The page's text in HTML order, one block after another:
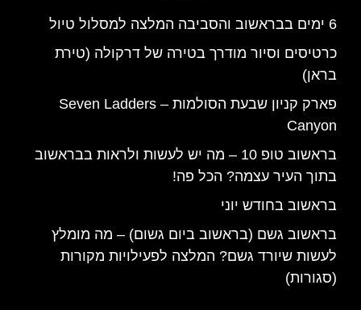
6 ימים בבראשוב והסביבה המלצה למסלול טיול
כרטיסים וסיור מודרך בטירה של דרקולה (טירת
בראן)
פארק קניון שבעת הסולמות – Seven Ladders
Canyon
בראשוב טופ 10 – מה יש לעשות ולראות בבראשוב
בתוך העיר עצמה? הכל פה!
בראשוב בחודש יוני
בראשוב גשם (בראשוב ביום גשום) – מה מומלץ
לעשות שיורד גשם? המלצה לפעילויות מקורות
(סגורות)